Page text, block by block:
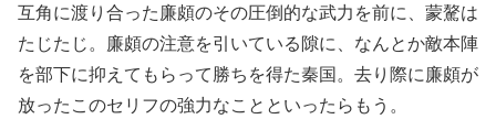
互角に渡り合った廉頗のその圧倒的な武力を前に、蒙驁は
たじたじ。廉頗の注意を引いている隙に、なんとか敵本陣
を部下に抑えてもらって勝ちを得た秦国。去り際に廉頗が
放ったこのセリフの強力なことといったらもう。